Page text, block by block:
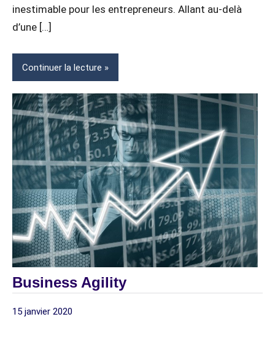
inestimable pour les entrepreneurs. Allant au-delà
d’une […]
Continuer la lecture
Business Agility
15 janvier 2020
digitagile